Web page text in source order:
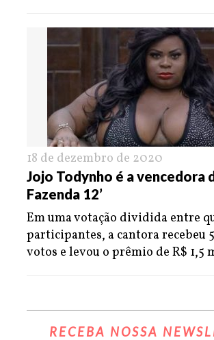
18 de dezembro de 2020
Jojo Todynho é a vencedora
Fazenda 12’
Em uma votação dividida entre
participantes, a cantora recebeu
votos e levou o prêmio de R$ 1,5
RECEBA NOSSA